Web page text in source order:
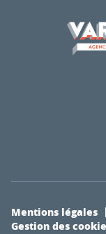
Mentions légales
Gestion des